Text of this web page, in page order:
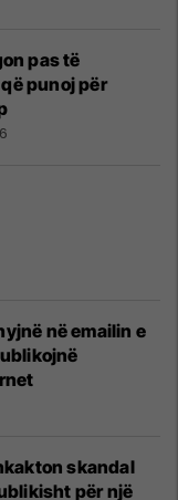
pas të
punoj për
në emailin e
skandal
për një